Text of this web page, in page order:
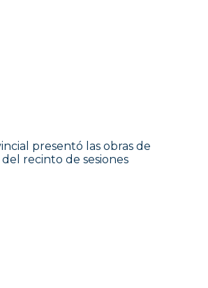
presentó las obras de
recinto de sesiones